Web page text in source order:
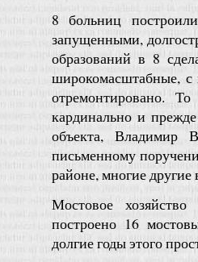
8 больниц
запущенными,
образований в 8
широкомасштабные,
отремонтировано.
кардинально и
объекта, Владимир
письменному
районе, многие
Мостовое хозяйство
построено 16
долгие годы этого